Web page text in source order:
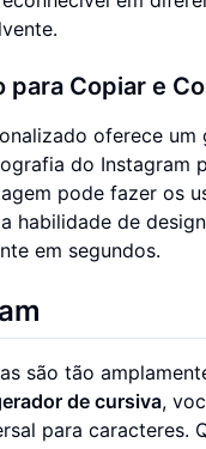
para Copiar e
oferece um
do Instagram
pode fazer os
habilidade de
em segundos.
são tão
de cursiva,
para caracteres.